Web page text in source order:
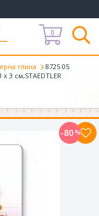
0
глина
8725 05
3 см,STAEDTLER
-80%